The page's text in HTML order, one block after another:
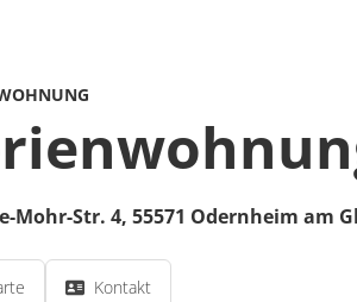
Mohr-Str. 4, 55571 Odernheim am
Kontakt